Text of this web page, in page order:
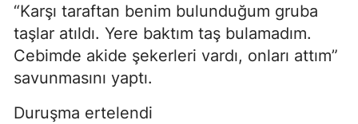
“Karşı taraftan benim bulunduğum gruba
taşlar atıldı. Yere baktım taş bulamadım.
Cebimde akide şekerleri vardı, onları attım”
savunmasını yaptı.
Duruşma ertelendi